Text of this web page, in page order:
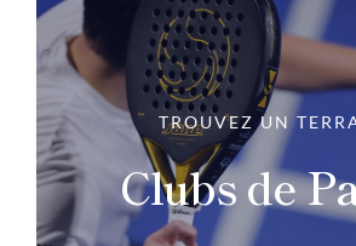
TROUVEZ UN
Clubs de